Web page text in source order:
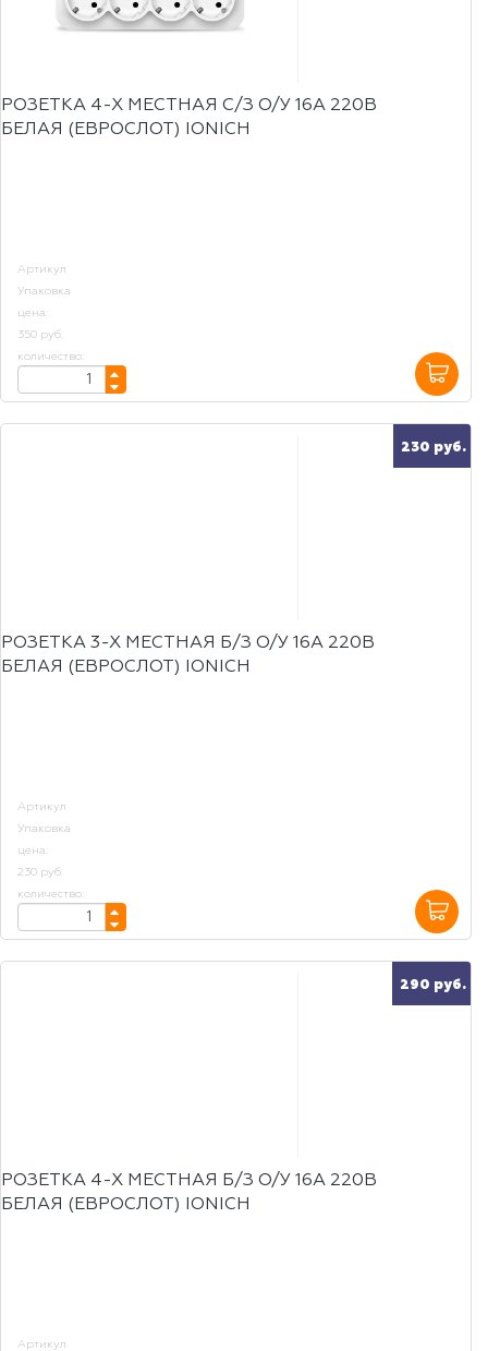
РОЗЕТКА 4-Х МЕСТНАЯ С/З О/У 16А 220В
БЕЛАЯ (ЕВРОСЛОТ) IONICH
Артикул
Упаковка
цена:
350 руб.
количество:
230 руб.
РОЗЕТКА 3-Х МЕСТНАЯ Б/З О/У 16А 220В
БЕЛАЯ (ЕВРОСЛОТ) IONICH
Артикул
Упаковка
цена:
230 руб.
количество:
290 руб.
РОЗЕТКА 4-Х МЕСТНАЯ Б/З О/У 16А 220В
БЕЛАЯ (ЕВРОСЛОТ) IONICH
Артикул